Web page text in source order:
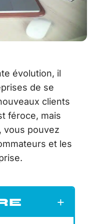
évolution, il
de se
clients
féroce, mais
vous pouvez
et les